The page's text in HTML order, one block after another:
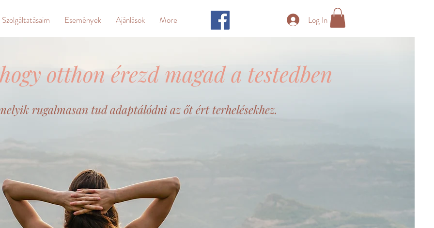
Szolgáltatásaim Események Ajánlások More Log In
otthon érezd magad a testedben
rugalmasan tud adaptálódni az őt ért terhelésekhez.